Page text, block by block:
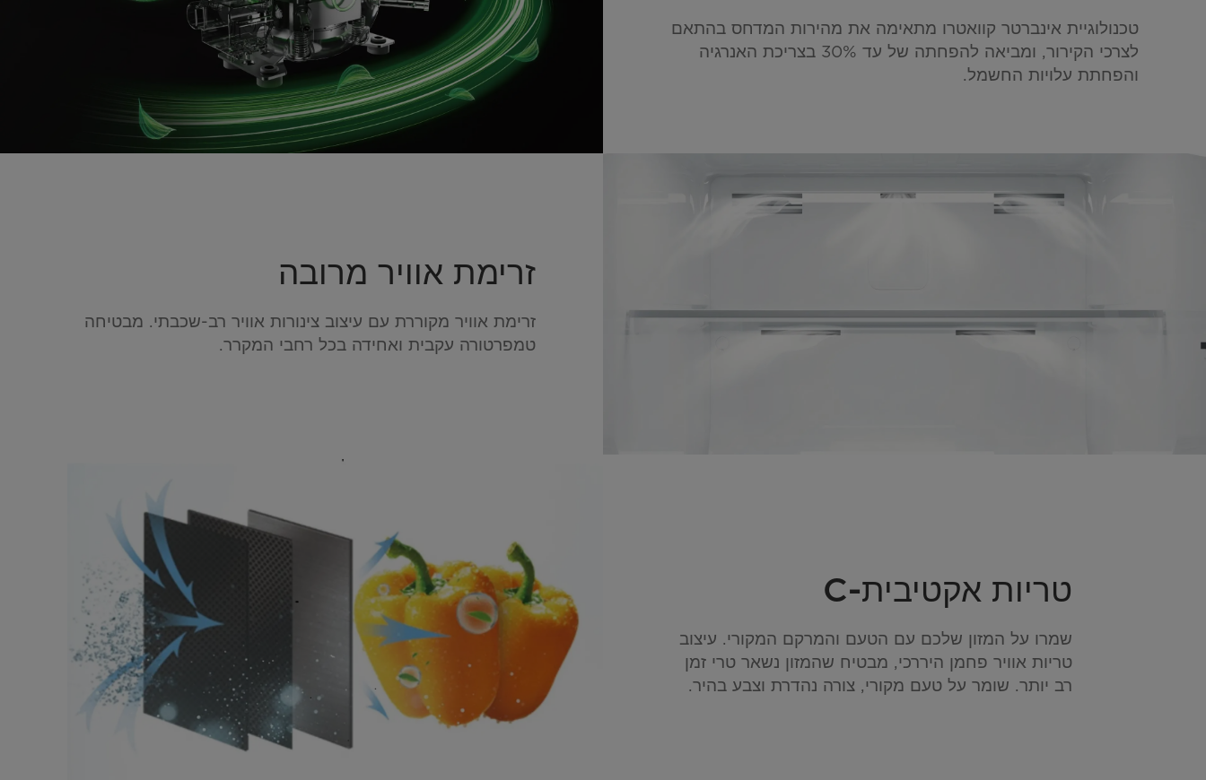
טכנולוגיית אינברטר קוואטרו מתאימה את מהירות המדחס בהתאם
לצרכי הקירור, ומביאה להפחתה של עד 30% בצריכת האנרגיה
והפחתת עלויות החשמל.
זרימת אוויר מרובה
זרימת אוויר מקוררת עם עיצוב צינורות אוויר רב-שכבתי. מבטיחה
טמפרטורה עקבית ואחידה בכל רחבי המקרר.
טריות אקטיבית-C
שמרו על המזון שלכם עם הטעם והמרקם המקורי. עיצוב
טריות אוויר פחמן היררכי, מבטיח שהמזון נשאר טרי זמן
רב יותר. שומר על טעם מקורי, צורה נהדרת וצבע בהיר.